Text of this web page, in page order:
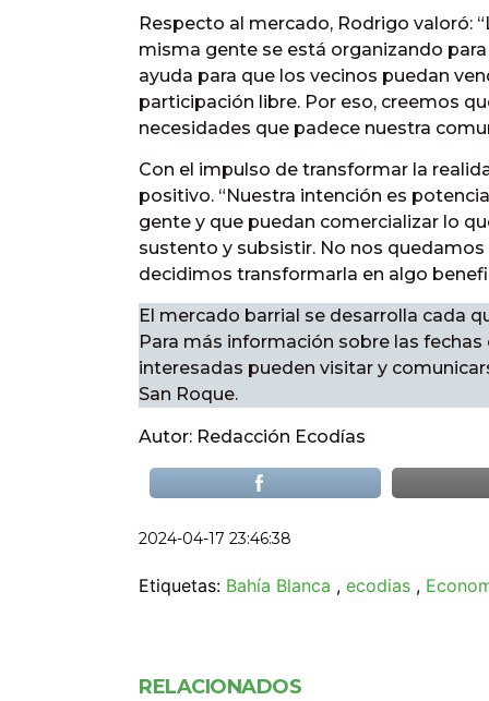
Respecto al mercado, Rodrigo valoró:
misma gente se está organizando
ayuda para que los vecinos puedan
participación libre. Por eso, creemos
necesidades que padece nuestra
Con el impulso de transformar la
positivo. “Nuestra intención es
gente y que puedan comercializar lo
sustento y subsistir. No nos
decidimos transformarla en algo
El mercado barrial se desarrolla cada
Para más información sobre las
interesadas pueden visitar y
San Roque.
Autor: Redacción Ecodías
2024-04-17 23:46:38
Etiquetas: Bahía Blanca , ecodias ,
RELACIONADOS